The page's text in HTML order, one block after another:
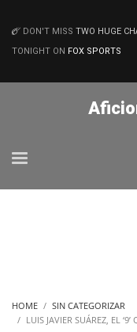
MATCHES
DON'T MISS TWO HUGE
TONIGHT ON FOX SPORTS
HOME
SIN CATEGORIZAR
LUIS JAVIER SUÁREZ, EL